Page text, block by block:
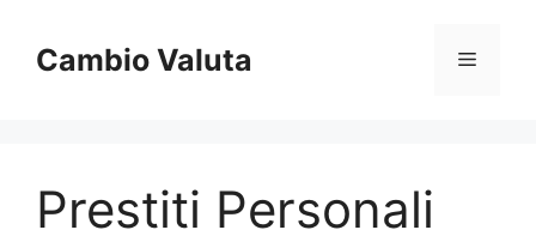
contenuto
Cambio Valuta Menu
Prestiti Personali